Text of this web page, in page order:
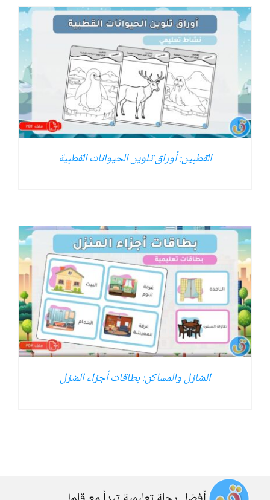
القطبين: أوراق تلوين الحيوانات القطبية
المنازل والمساكن: بطاقات أجزاء المنزل